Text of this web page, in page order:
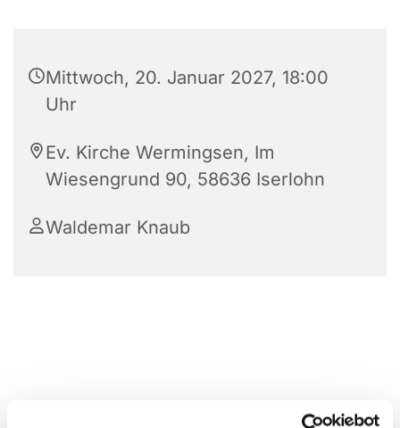
Mittwoch, 20. Januar 2027, 18:00
Uhr
Ev. Kirche Wermingsen, Im
Wiesengrund 90, 58636 Iserlohn
Waldemar Knaub